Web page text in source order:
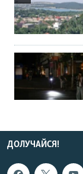
ДОЛУЧАЙСЯ!